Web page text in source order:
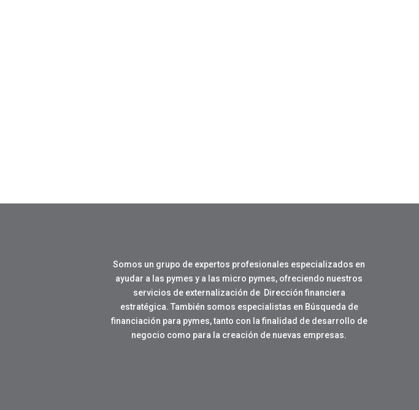
Somos un grupo de expertos profesionales especializados en
ayudar a las pymes y a las micro pymes, ofreciendo nuestros
servicios de externalización de Dirección financiera
estratégica. También somos especialistas en Búsqueda de
financiación para pymes, tanto con la finalidad de desarrollo de
negocio como para la creación de nuevas empresas.